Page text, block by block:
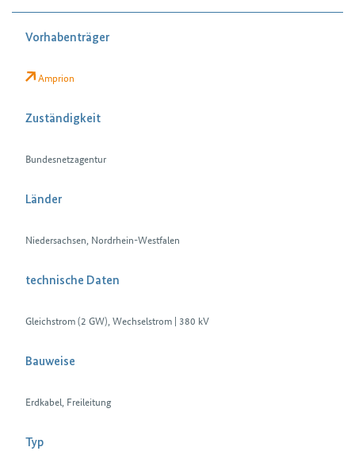
Vorhabenträger
Amprion
Zuständigkeit
Bundesnetzagentur
Länder
Niedersachsen, Nordrhein-Westfalen
technische Daten
Gleichstrom (2 GW), Wechselstrom | 380 kV
Bauweise
Erdkabel, Freileitung
Typ